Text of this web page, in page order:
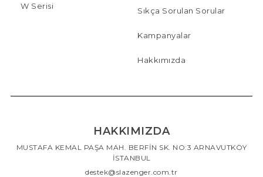
W Serisi Sıkça Sorulan Sorular
Kampanyalar
Hakkımızda
HAKKIMIZDA
MUSTAFA KEMAL PAŞA MAH. BERFİN SK. NO:3 ARNAVUTKÖY
İSTANBUL
destek@slazenger.com.tr